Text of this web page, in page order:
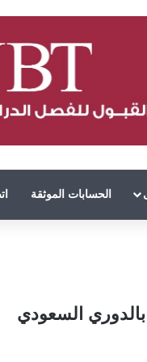
الحسابات الموثقة
السعودي